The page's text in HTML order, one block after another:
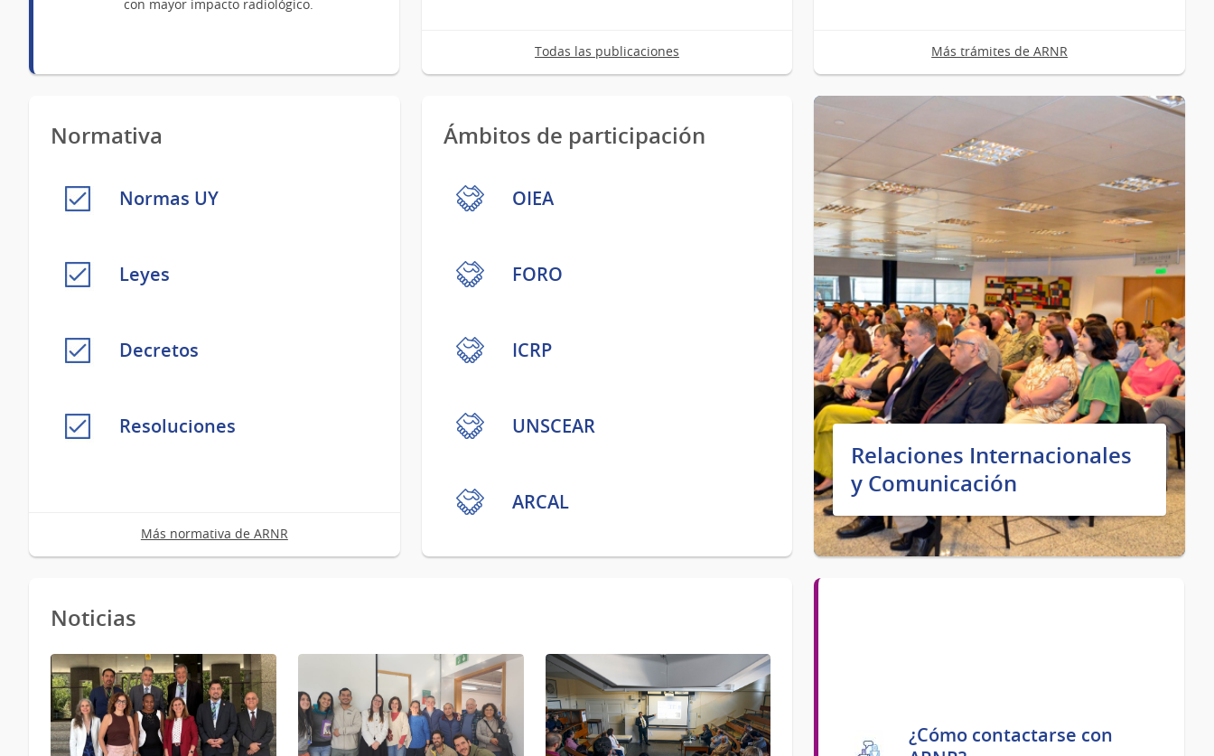
con mayor impacto radiológico.
Todas las publicaciones
generadores
de
Más trámites de ARNR
Normativa
Normas UY
Leyes
Decretos
Resoluciones
Más normativa de ARNR
Ámbitos de participación
OIEA
FORO
ICRP
UNSCEAR
ARCAL
Relaciones Internacionales
y Comunicación
Noticias
¿Cómo contactarse con